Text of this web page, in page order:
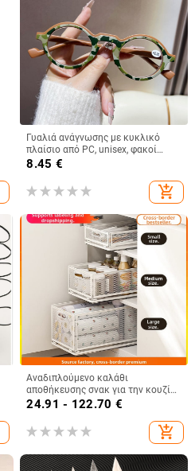
Γυαλιά ανάγνωσης με κυκλικό
πλαίσιο από PC, unisex, φακοί
διπλής χρήσης μακριά και κοντά,
μόδας
8.45 €
add_shopping_cart
Αναδιπλούμενο καλάθι
αποθήκευσης σνακ για την κουζίνα
– ράφι από ανθρακούχο χάλυβα με
εγκατάσταση
24.91 - 122.70 €
add_shopping_cart